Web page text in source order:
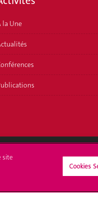
la Une
L'UNIGE vous informe
Mobile
site
Cookies